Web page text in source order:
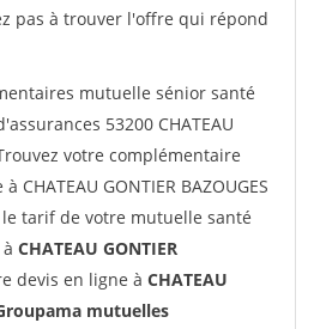
pas à trouver l'offre qui répond
mutuelle sénior santé
53200 CHATEAU
Trouvez votre complémentaire
CHATEAU GONTIER BAZOUGES
tarif de votre mutuelle santé
CHATEAU GONTIER
devis en ligne à CHATEAU
mutuelles